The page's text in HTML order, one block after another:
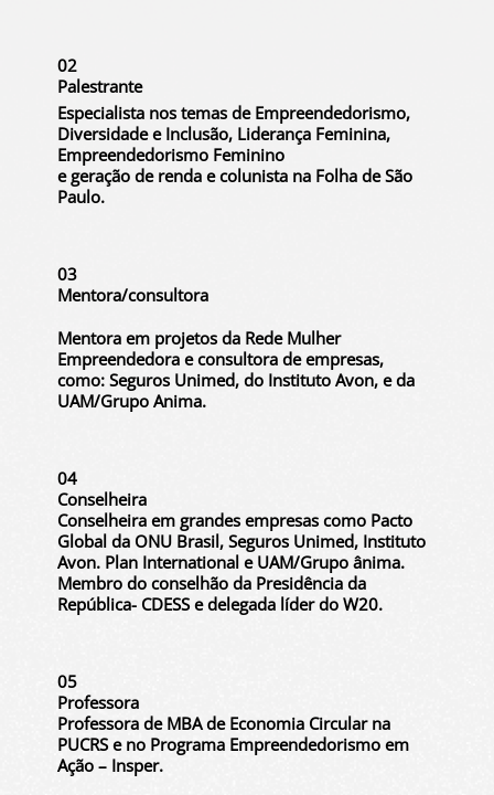
02
Palestrante
Especialista nos temas de Empreendedorismo,
Diversidade e Inclusão, Liderança Feminina,
Empreendedorismo Feminino
e geração de renda e colunista na Folha de São
Paulo.
03
Mentora/consultora
Mentora em projetos da Rede Mulher
Empreendedora e consultora de empresas,
como: Seguros Unimed, do Instituto Avon, e da
UAM/Grupo Anima.
04
Conselheira
Conselheira em grandes empresas como Pacto
Global da ONU Brasil, Seguros Unimed, Instituto
Avon. Plan International e UAM/Grupo ânima.
Membro do conselhão da Presidência da
República- CDESS e delegada líder do W20.
05
Professora
Professora de MBA de Economia Circular na
PUCRS e no Programa Empreendedorismo em
Ação – Insper.